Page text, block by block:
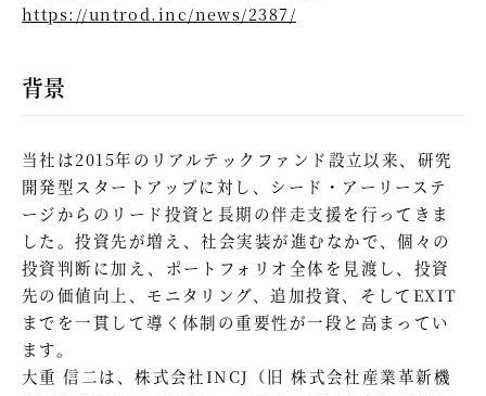
https://untrod.inc/news/2387/
背景
当社は2015年のリアルテックファンド設立以来、研究
開発型スタートアップに対し、シード・アーリーステ
ージからのリード投資と長期の伴走支援を行ってきま
した。投資先が増え、社会実装が進むなかで、個々の
投資判断に加え、ポートフォリオ全体を見渡し、投資
先の価値向上、モニタリング、追加投資、そしてEXIT
までを一貫して導く体制の重要性が一段と高まってい
ます。
大重 信二は、株式会社INCJ（旧 株式会社産業革新機